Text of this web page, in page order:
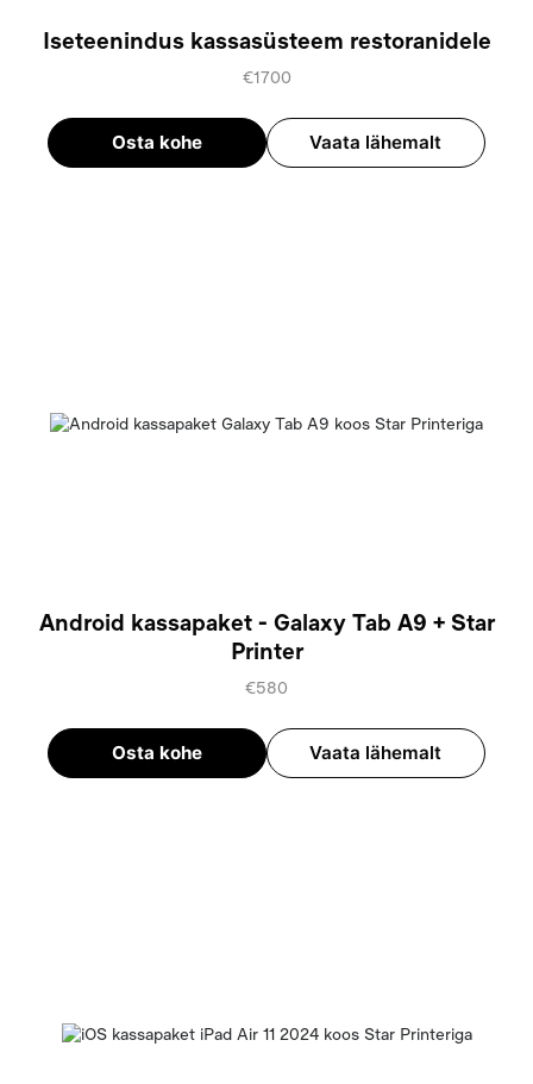
Iseteenindus kassasüsteem restoranidele
€1700
Osta kohe Vaata lähemalt
Android kassapaket - Galaxy Tab A9 + Star
Printer
€580
Osta kohe Vaata lähemalt